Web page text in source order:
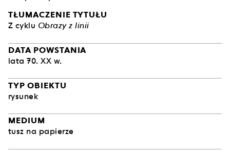
TŁUMACZENIE TYTUŁU
Z cyklu Obrazy z linii
DATA POWSTANIA
lata 70. XX w.
TYP OBIEKTU
rysunek
MEDIUM
tusz na papierze